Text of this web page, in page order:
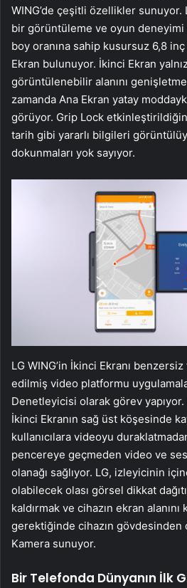
WING’de çeşitli özellikler sunuyor.
bir görüntüleme ve oyun
boy oranına sahip kusursuz 6,8
Ekran bulunuyor. İkinci Ekran
görüntülenebilir alanını
zamanda Ana Ekran yatay
görüyor. Grip Lock
tarih gibi yararlı bilgileri
dokunmaları yok sayıyor.
LG WING’in İkinci Ekranı
edilmiş video platformu
Denetleyicisi olarak görev
İkinci Ekranın sağ üst köşesinde
kullanıcılara videoyu
pencereye geçmeden video ve
olanağı sağlıyor. LG, izleyicinin
olabilecek olası görsel dikkat
kaldırmak ve cihazın ekran
gerektiğinde cihazın gövdesinden
Kamera sunuyor.
Bir Telefonda Dünyanın İlk